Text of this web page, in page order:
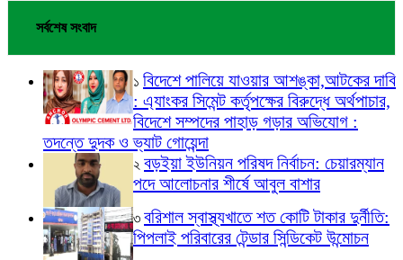
সর্বশেষ সংবাদ
১ বিদেশে পালিয়ে যাওয়ার আশঙ্কা,আটকের দাবি
: এ্যাংকর সিমেন্ট কর্তৃপক্ষের বিরুদ্ধে অর্থপাচার,
বিদেশে সম্পদের পাহাড় গড়ার অভিযোগ :
তদন্তে দুদক ও ভ্যাট গোয়েন্দা
২ বড়ইয়া ইউনিয়ন পরিষদ নির্বাচন: চেয়ারম্যান
পদে আলোচনার শীর্ষে আবুল বাশার
৩ বরিশাল স্বাস্থ্যখাতে শত কোটি টাকার দুর্নীতি:
পিপলাই পরিবারের টেন্ডার সিন্ডিকেট উন্মোচন